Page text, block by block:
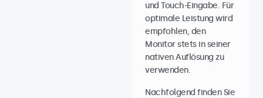
und Touch-Eingabe. Für
optimale Leistung wird
empfohlen, den
Monitor stets in seiner
nativen Auflösung zu
verwenden.
Nachfolgend finden Sie